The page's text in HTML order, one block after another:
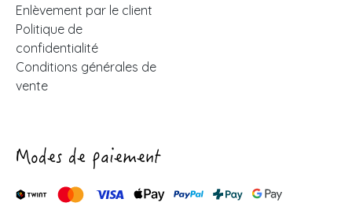
Enlèvement par le client
Politique de
confidentialité
Conditions générales de
vente
Modes de paiement